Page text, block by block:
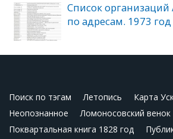
Список организаций
по адресам. 1973
Поиск по тэгам Летопись
Карта
Неопознанное
Ломоносовский венок
Поквартальная книга 1828 год